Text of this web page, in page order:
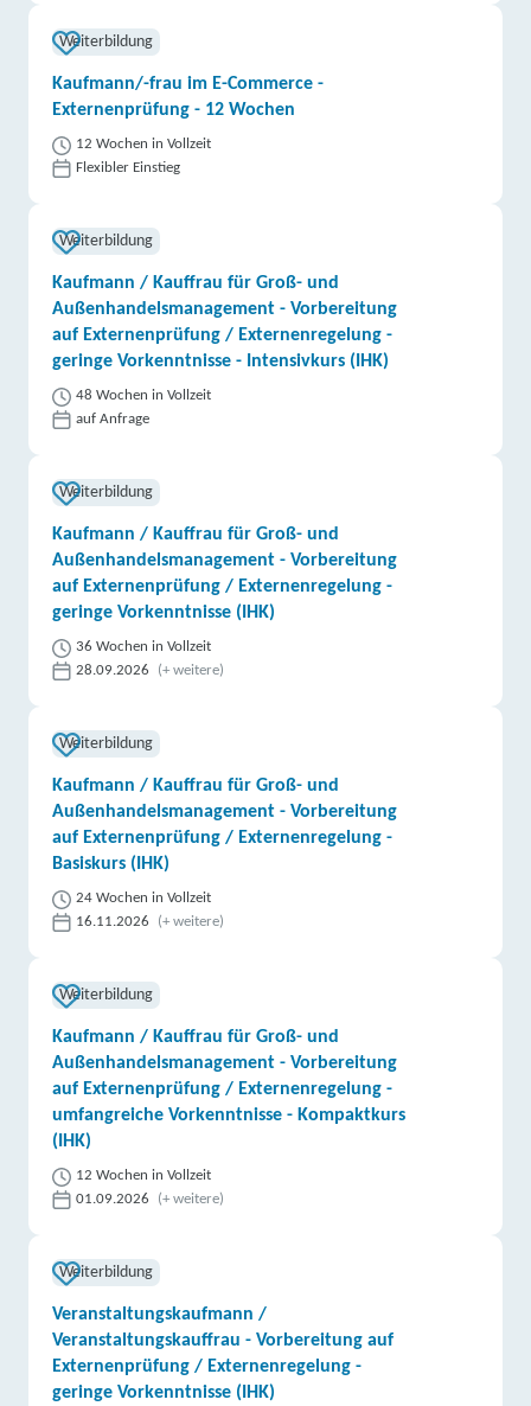
Weiterbildung
Kaufmann/-frau im E-Commerce -
Externenprüfung - 12 Wochen
12 Wochen in Vollzeit
Flexibler Einstieg
Weiterbildung
Kaufmann / Kauffrau für Groß- und
Außenhandelsmanagement - Vorbereitung
auf Externenprüfung / Externenregelung -
geringe Vorkenntnisse - Intensivkurs (IHK)
48 Wochen in Vollzeit
auf Anfrage
Weiterbildung
Kaufmann / Kauffrau für Groß- und
Außenhandelsmanagement - Vorbereitung
auf Externenprüfung / Externenregelung -
geringe Vorkenntnisse (IHK)
36 Wochen in Vollzeit
28.09.2026
(+ weitere)
Weiterbildung
Kaufmann / Kauffrau für Groß- und
Außenhandelsmanagement - Vorbereitung
auf Externenprüfung / Externenregelung -
Basiskurs (IHK)
24 Wochen in Vollzeit
16.11.2026
(+ weitere)
Weiterbildung
Kaufmann / Kauffrau für Groß- und
Außenhandelsmanagement - Vorbereitung
auf Externenprüfung / Externenregelung -
umfangreiche Vorkenntnisse - Kompaktkurs
(IHK)
12 Wochen in Vollzeit
01.09.2026
(+ weitere)
Weiterbildung
Veranstaltungskaufmann /
Veranstaltungskauffrau - Vorbereitung auf
Externenprüfung / Externenregelung -
geringe Vorkenntnisse (IHK)